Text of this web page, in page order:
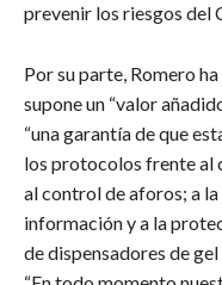
prevenir los riesgos del
Por su parte, Romero
supone un “valor
“una garantía de que
los protocolos frente al
al control de aforos; a
información y a la
de dispensadores de